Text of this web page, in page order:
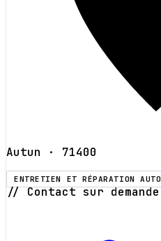
Autun · 71400
ENTRETIEN ET RÉPARATION AUTO
// Contact sur demande